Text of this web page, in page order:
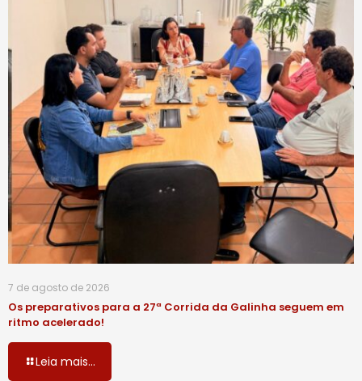
7 de agosto de 2026
Os preparativos para a 27ª Corrida da Galinha seguem em
ritmo acelerado!
Leia mais...